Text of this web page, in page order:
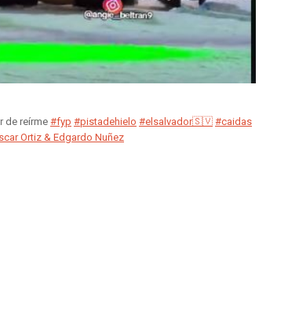
de reírme#fyp #pistadehielo #elsalvador🇸🇻 #caidas
Ortiz & Edgardo Nuñez